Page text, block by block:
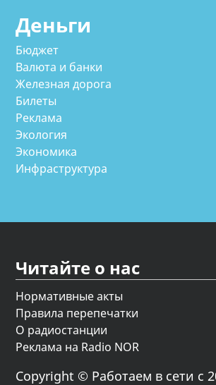
Деньги
Бюджет
Валюта и банки
Железная дорога
Билеты
Реклама
Экология
Экономика
Инфраструктура
Читайте о нас
Нормативные акты
Правила перепечатки
О радиостанции
Реклама на Radio NOR
Copyright © Работаем в сети с